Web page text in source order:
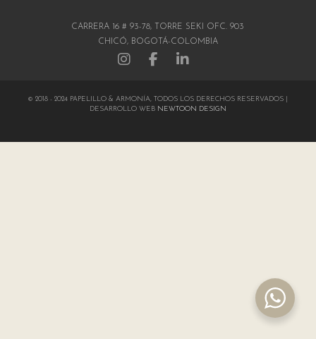
CARRERA 16 # 93-78, TORRE SEKI OFC. 903
CHICÓ, BOGOTÁ-COLOMBIA
© 2018 - 2024 PAPELILLO & ARMONÍA, TODOS LOS DERECHOS RESERVADOS |
DESARROLLO WEB NEWTOON DESIGN